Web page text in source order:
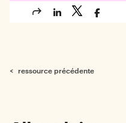
< ressource précédente